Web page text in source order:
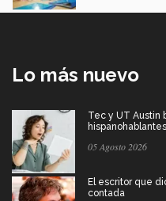
Lo más nuevo
Tec y UT Austin
05 Agosto 2026
El escritor que
contada